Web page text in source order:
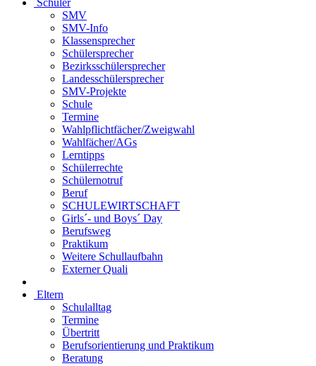
Schüler
SMV
SMV-Info
Klassensprecher
Schülersprecher
Bezirksschülersprecher
Landesschülersprecher
SMV-Projekte
Schule
Termine
Wahlpflichtfächer/Zweigwahl
Wahlfächer/AGs
Lerntipps
Schülerrechte
Schülernotruf
Beruf
SCHULEWIRTSCHAFT
Girls´- und Boys´ Day
Berufsweg
Praktikum
Weitere Schullaufbahn
Externer Quali
Eltern
Schulalltag
Termine
Übertritt
Berufsorientierung und Praktikum
Beratung